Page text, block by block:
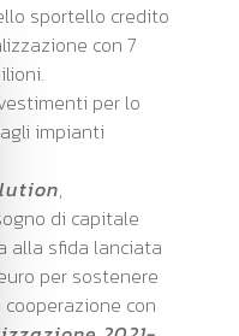
sportello credito
con 7
per lo
impianti
,
di capitale
alla sfida lanciata
per sostenere
con